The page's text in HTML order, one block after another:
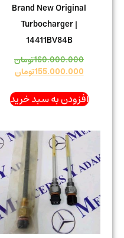
Brand New Original
Turbocharger |
14411BV84B
160.000.000تومان
155.000.000تومان
افزودن به سبد خرید